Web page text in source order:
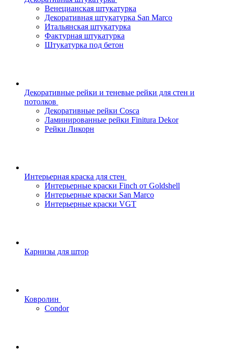
Венецианская штукатурка
Декоративная штукатурка San Marco
Итальянская штукатурка
Фактурная штукатурка
Штукатурка под бетон
Декоративные рейки и теневые рейки для стен и
потолков
Декоративные рейки Cosca
Ламинированные рейки Finitura Dekor
Рейки Ликорн
Интерьерная краска для стен
Интерьерные краски Finch от Goldshell
Интерьерные краски San Marco
Интерьерные краски VGT
Карнизы для штор
Ковролин
Condor